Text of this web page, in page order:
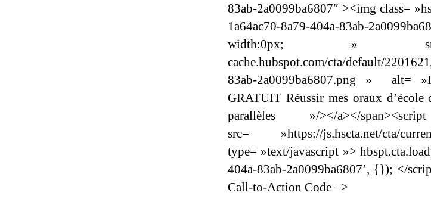
83ab-2a0099ba6807″ ><img class=
1a64ac70-8a79-404a-83ab-
width:0px; »
cache.hubspot.com/cta/default/
83ab-2a0099ba6807.png » alt=
GRATUIT Réussir mes oraux d’école
parallèles »/></a></
src= »https://js.hscta.net/cta/
type= »text/javascript »>
404a-83ab-2a0099ba6807’, {}); </
Call-to-Action Code –>